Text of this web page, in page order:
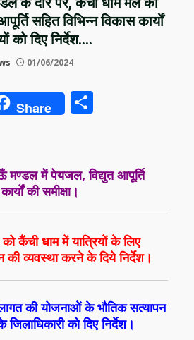
सहित विभिन्न विकास कार्यों
को दिए निर्देश….
01/06/2024
Share
मण्डल में पेयजल, विद्युत आपूर्ति
की समीक्षा।
को कैंची धाम में यात्रियों के लिए
व्यवस्था करने के दिये निर्देश।
की योजनाओं के भौतिक सत्यापन
को दिए निर्देश।